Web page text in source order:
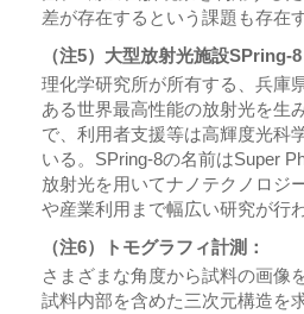
差が存在するという課題も存在す
（注5）大型放射光施設SPring-8
理化学研究所が所有する、兵庫
ある世界最高性能の放射光を生
で、利用者支援等は高輝度光科
いる。SPring-8の名前はSuper
放射光を用いてナノテクノロジ
や産業利用まで幅広い研究が行
（注6）トモグラフィ計測：
さまざまな角度から試料の画像
試料内部を含めた三次元構造を